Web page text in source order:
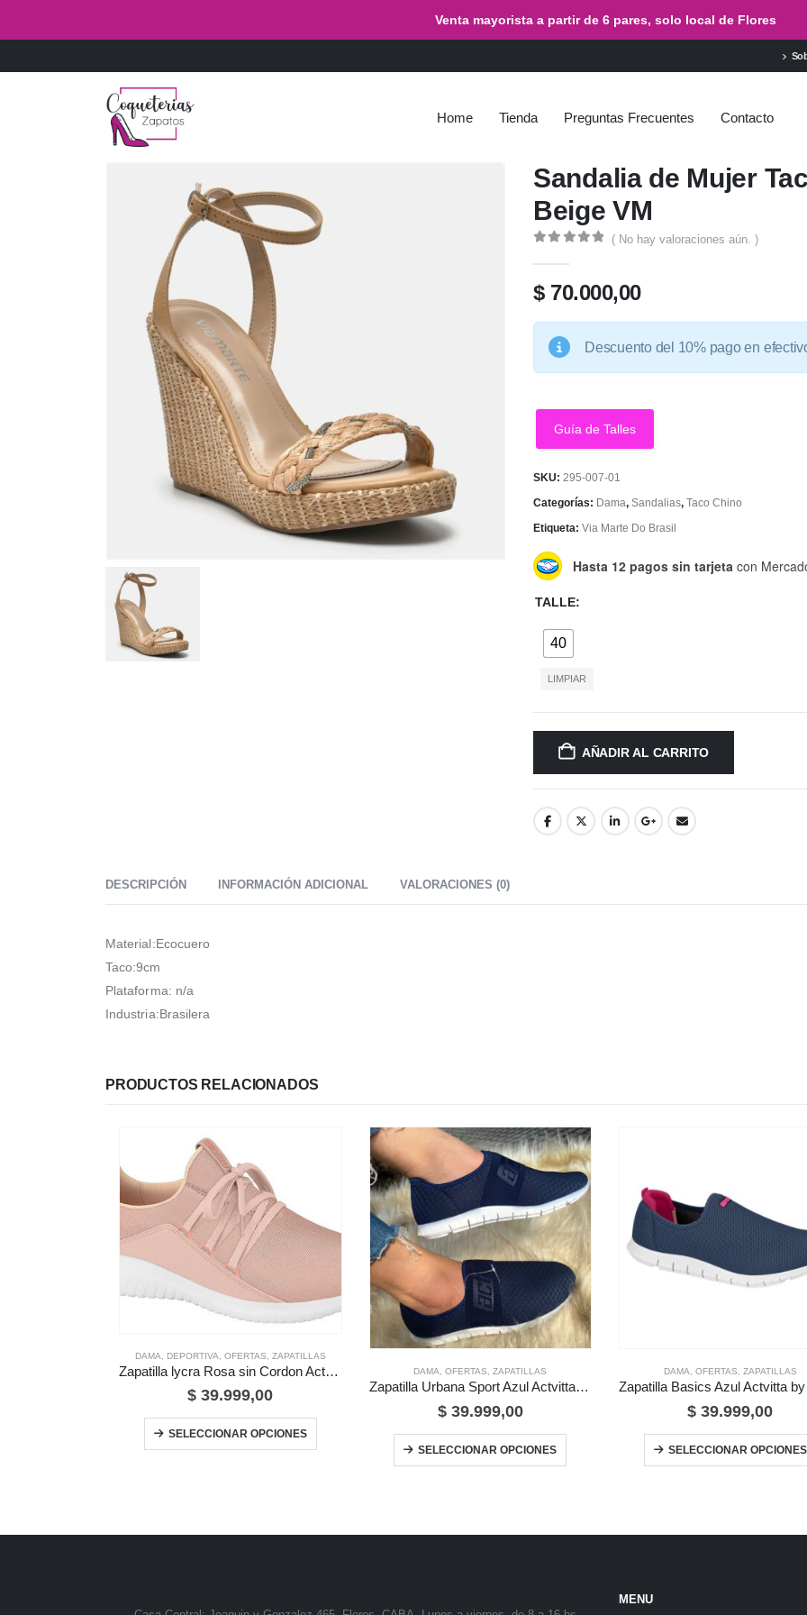
Venta mayorista a partir de 6 pares, solo local de Flores
Home Tienda Preguntas Frecuentes Contacto
Sandalia de Mujer
Beige VM
( No hay valoraciones aún. )
$70.000,00
Descuento del 10% pago en
Guía de Talles
SKU: 295-007-01
Categorías: Dama, Sandalias, Taco Chino
Etiqueta: Via Marte Do Brasil
Hasta 12 pagos sin tarjeta con
TALLE
40
LIMPIAR
AÑADIR AL CARRITO
DESCRIPCIÓN INFORMACIÓN ADICIONAL VALORACIONES (0)
Material:Ecocuero
Taco:9cm
Plataforma: n/a
Industria:Brasilera
PRODUCTOS RELACIONADOS
DAMA DEPORTIVA OFERTAS ZAPATILLAS
Zapatilla lycra Rosa sin Cordon Actvitta By Vizzano
$ 39.999,00
SELECCIONAR OPCIONES
Este producto tiene múltiples variantes. Las opciones se pueden elegir en la página de producto
DAMA,OFERTAS,ZAPATILLAS
Zapatilla Urbana Sport Azul Actvitta by Vizzano
$39.999,00
SELECCIONAR OPCIONES
Este producto tiene múltiples variantes. Las opciones se pueden elegir en la página de producto
DAMA, OFERTAS, ZAPATILLAS
$ 39.999,00
SELECCIONAR OPCIONES
MENU